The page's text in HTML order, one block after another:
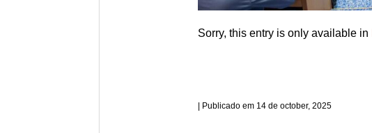
Sorry, this entry is only available in
14 de october, 2025